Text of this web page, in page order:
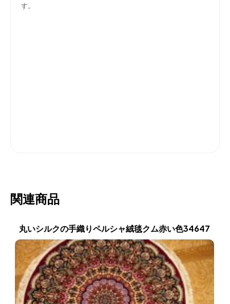
す。
関連商品
丸いシルクの手織りペルシャ絨毯クム赤い色34647